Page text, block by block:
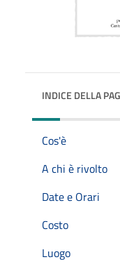
INDICE DELLA
Cos'è
A chi è rivolto
Date e Orari
Costo
Luogo